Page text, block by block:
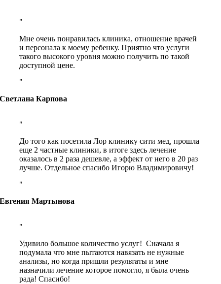
Мне очень понравилась клиника, отношение врачей
и персонала к моему ребенку. Приятно что услуги
такого высокого уровня можно получить по такой
доступной цене.
Светлана Карпова
До того как посетила Лор клинику сити мед, прошла
еще 2 частные клиники, в итоге здесь лечение
оказалось в 2 раза дешевле, а эффект от него в 20 раз
лучше. Отдельное спасибо Игорю Владимировичу!
Евгения Мартынова
Удивило большое количество услуг! Сначала я
подумала что мне пытаются навязать не нужные
анализы, но когда пришли результаты и мне
назначили лечение которое помогло, я была очень
рада! Спасибо!